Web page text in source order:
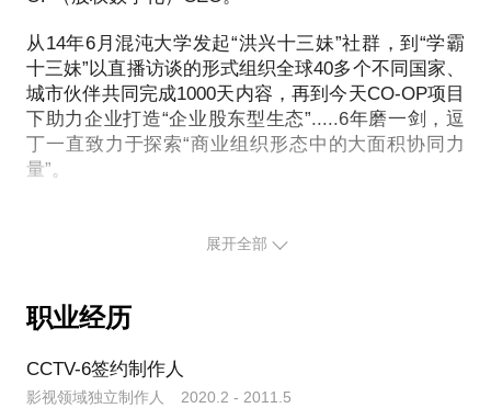
从14年6月混沌大学发起“洪兴十三妹”社群，到“学霸
十三妹”以直播访谈的形式组织全球40多个不同国家、
城市伙伴共同完成1000天内容，再到今天CO-OP项目
下助力企业打造“企业股东型生态”.....6年磨一剑，逗
丁一直致力于探索“商业组织形态中的大面积协同力
量”。
年的努力，汇聚近20万股东助力企业发展和建设，达
出一个巨大的“命运共同体”生态。
可约聊课题：
1. 社群/生态：6年社群探索组织经验，陪你探究大面
展开全部
职业经历
CCTV-6签约制作人
影视领域独立制作人 2020.2 - 2011.5